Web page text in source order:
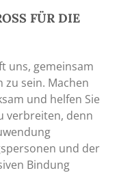
FÜR DIE
uns, gemeinsam
zu sein. Machen
und helfen Sie
verbreiten, denn
und der
Bindung